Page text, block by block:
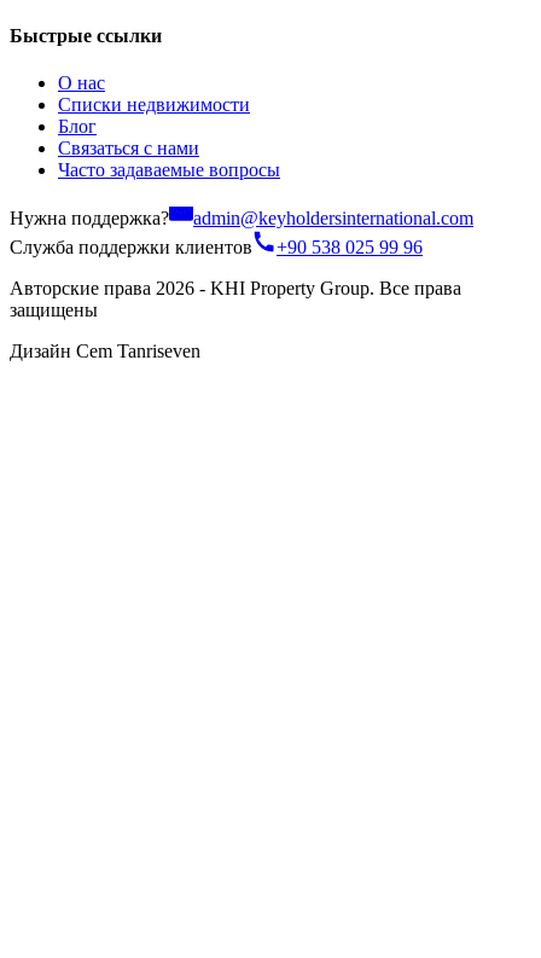
Быстрые ссылки
О нас
Списки недвижимости
Блог
Связаться с нами
Часто задаваемые вопросы
Нужна поддержка?
admin@keyholdersinternational.com
Служба поддержки клиентов
+90 538 025 99 96
Авторские права 2026 - KHI Property Group. Все права
защищены
Дизайн Cem Tanriseven